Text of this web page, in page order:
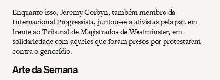
Enquanto isso, Jeremy Corbyn, também membro da
Internacional Progressista, juntou-se a ativistas pela paz em
frente ao Tribunal de Magistrados de Westminster, em
solidariedade com aqueles que foram presos por protestarem
contra o genocídio.
Arte da Semana